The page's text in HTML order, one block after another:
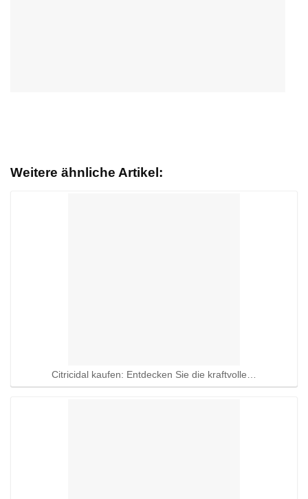
Weitere ähnliche Artikel:
Citricidal kaufen: Entdecken Sie die kraftvolle…